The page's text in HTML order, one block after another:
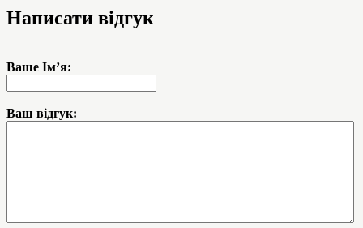
Написати відгук
Ваше Ім’я:
Ваш відгук: